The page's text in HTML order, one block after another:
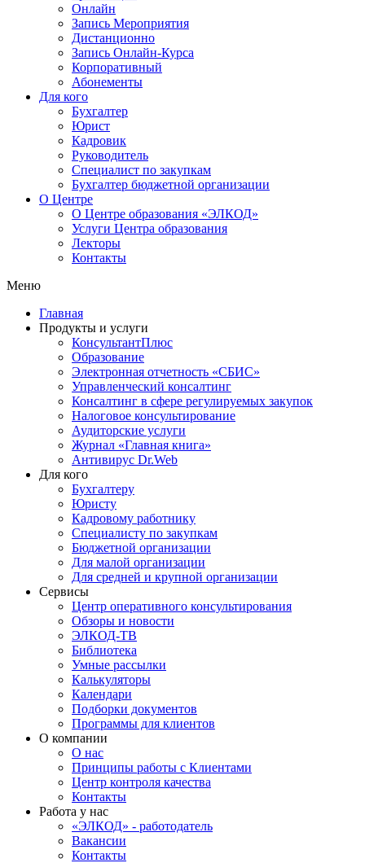
Онлайн
Запись Мероприятия
Дистанционно
Запись Онлайн-Курса
Корпоративный
Абонементы
Для кого
Бухгалтер
Юрист
Кадровик
Руководитель
Специалист по закупкам
Бухгалтер бюджетной организации
О Центре
О Центре образования «ЭЛКОД»
Услуги Центра образования
Лекторы
Контакты
Меню
Главная
Продукты и услуги
КонсультантПлюс
Образование
Электронная отчетность «СБИС»
Управленческий консалтинг
Консалтинг в сфере регулируемых закупок
Налоговое консультирование
Аудиторские услуги
Журнал «Главная книга»
Антивирус Dr.Web
Для кого
Бухгалтеру
Юристу
Кадровому работнику
Специалисту по закупкам
Бюджетной организации
Для малой организации
Для средней и крупной организации
Сервисы
Центр оперативного консультирования
Обзоры и новости
ЭЛКОД-ТВ
Библиотека
Умные рассылки
Калькуляторы
Календари
Подборки документов
Программы для клиентов
О компании
О нас
Принципы работы с Клиентами
Центр контроля качества
Контакты
Работа у нас
«ЭЛКОД» - работодатель
Вакансии
Контакты